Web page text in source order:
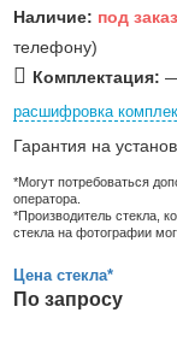
Наличие: под заказ
телефону)
Комплектация:
расшифровка
Гарантия на
*Могут потребоваться
оператора.
*Производитель стекла,
стекла на фотографии
Цена стекла*
По запросу